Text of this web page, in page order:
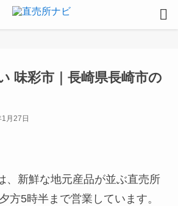
味彩市｜長崎県長崎市の
月27日
、新鮮な地元産品が並ぶ直売所
方5時半まで営業しています。